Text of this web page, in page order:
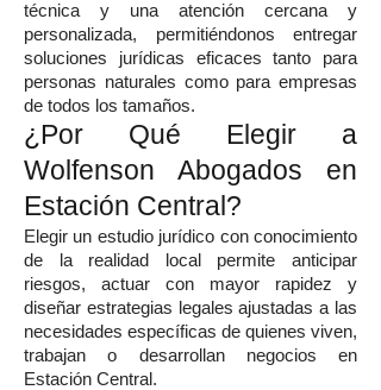
técnica y una atención cercana y
personalizada, permitiéndonos entregar
soluciones jurídicas eficaces tanto para
personas naturales como para empresas
de todos los tamaños.
¿Por Qué Elegir a
Wolfenson Abogados en
Estación Central?
Elegir un estudio jurídico con conocimiento
de la realidad local permite anticipar
riesgos, actuar con mayor rapidez y
diseñar estrategias legales ajustadas a las
necesidades específicas de quienes viven,
trabajan o desarrollan negocios en
Estación Central.